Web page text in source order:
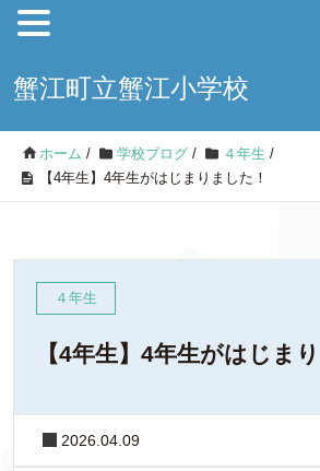
蟹江町立蟹江小学校
ホーム / 学校ブログ / ４年生 /
【4年生】4年生がはじまりました！
４年生
【4年生】4年生がはじま
2026.04.09